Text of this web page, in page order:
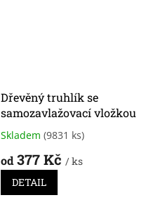
Dřevěný truhlík se
samozavlažovací vložkou
Průměrné
produktu
3,9
Skladem (9831 ks)
od 377 Kč / ks
DETAIL